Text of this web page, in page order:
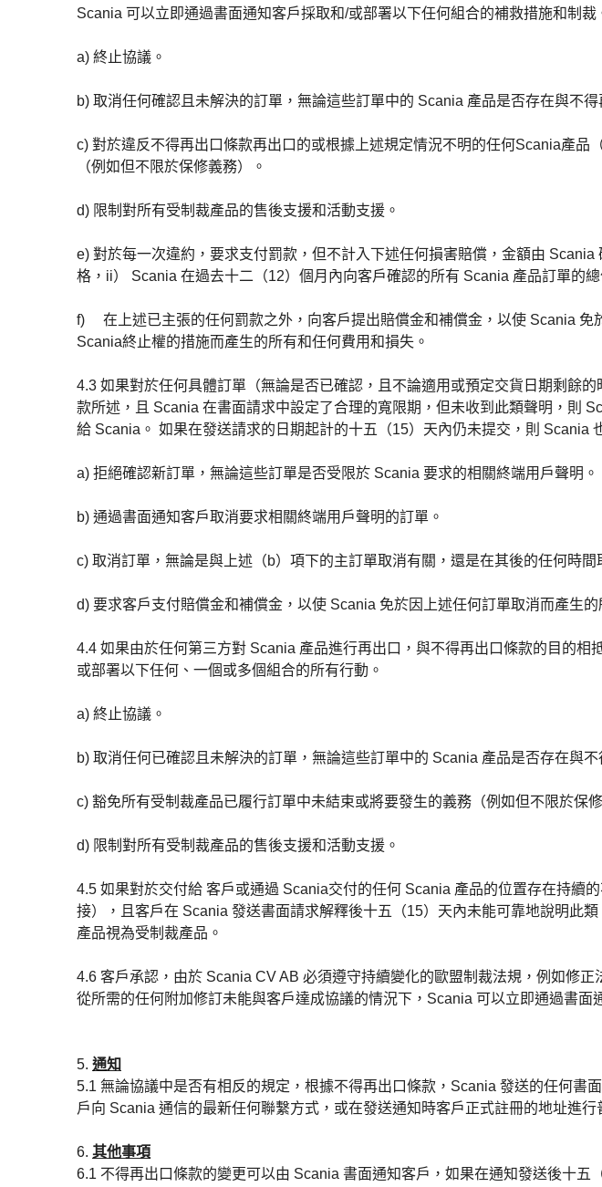
Scania 可以立即通過書面通知客戶採取和/或部署以下任何組合的補救措施和制裁
a) 終止協議。
b) 取消任何確認且未解決的訂單，無論這些訂單中的 Scania 產品是否存在與不
c) 對於違反不得再出口條款再出口的或根據上述規定情況不明的任何Scania產
（例如但不限於保修義務）。
d) 限制對所有受制裁產品的售後支援和活動支援。
e) 對於每一次違約，要求支付罰款，但不計入下述任何損害賠償，金額由
格，ii） Scania 在過去十二（12）個月內向客戶確認的所有 Scania 產品訂單的
f) 在上述已主張的任何罰款之外，向客戶提出賠償金和補償金，以使 Scania 免
Scania終止權的措施而產生的所有和任何費用和損失。
4.3 如果對於任何具體訂單（無論是否已確認，且不論適用或預定交貨日期剩餘
款所述，且 Scania 在書面請求中設定了合理的寬限期，但未收到此類聲明，則
給 Scania。 如果在發送請求的日期起計的十五（15）天內仍未提交，則 Scania
a) 拒絕確認新訂單，無論這些訂單是否受限於 Scania 要求的相關終端用戶聲明。
b) 通過書面通知客戶取消要求相關終端用戶聲明的訂單。
c) 取消訂單，無論是與上述（b）項下的主訂單取消有關，還是在其後的任何時
d) 要求客戶支付賠償金和補償金，以使 Scania 免於因上述任何訂單取消而產生的
4.4 如果由於任何第三方對 Scania 產品進行再出口，與不得再出口條款的目的
或部署以下任何、一個或多個組合的所有行動。
a) 終止協議。
b) 取消任何已確認且未解決的訂單，無論這些訂單中的 Scania 產品是否存在與
c) 豁免所有受制裁產品已履行訂單中未結束或將要發生的義務（例如但不限於保
d) 限制對所有受制裁產品的售後支援和活動支援。
4.5 如果對於交付給 客戶或通過 Scania交付的任何 Scania 產品的位置存在持續
接），且客戶在 Scania 發送書面請求解釋後十五（15）天內未能可靠地說明此
產品視為受制裁產品。
4.6 客戶承認，由於 Scania CV AB 必須遵守持續變化的歐盟制裁法規，例如修
從所需的任何附加修訂未能與客戶達成協議的情況下，Scania 可以立即通過書面
5. 通知
5.1 無論協議中是否有相反的規定，根據不得再出口條款，Scania 發送的任何
戶向 Scania 通信的最新任何聯繫方式，或在發送通知時客戶正式註冊的地址進行
6. 其他事項
6.1 不得再出口條款的變更可以由 Scania 書面通知客戶，如果在通知發送後十